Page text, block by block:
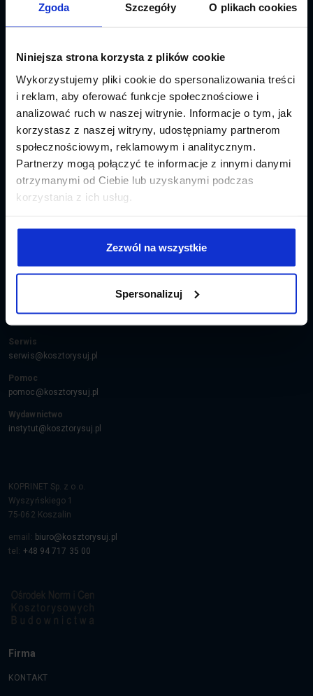
Zgoda Szczegóły O plikach cookies
Niniejsza strona korzysta z plików cookie
Wykorzystujemy pliki cookie do spersonalizowania treści
i reklam, aby oferować funkcje społecznościowe i
analizować ruch w naszej witrynie. Informacje o tym, jak
korzystasz z naszej witryny, udostępniamy partnerom
społecznościowym, reklamowym i analitycznym.
Partnerzy mogą połączyć te informacje z innymi danymi
otrzymanymi od Ciebie lub uzyskanymi podczas
korzystania z ich usług.
Zezwól na wszystkie
Spersonalizuj
Czym się zajmujemy?
kosztorysowania, które ułatwia pracę specjalistom z branży budowlanej.
Nasz flagowy produkt, program Rodos, wyróżnia się unikalną i
rozbudowaną bazą katalogów nakładów rzeczowych – niemal 500 pozycji,
pozwalających na szybkie, precyzyjne i rzetelne przygotowanie wszystkich
rodzajów kosztorysów.
A co poza oprogramowaniem?
Serwis
serwis@kosztorysuj.pl
Pomoc
pomoc@kosztorysuj.pl
Wydawnictwo
instytut@kosztorysuj.pl
KOPRINET Sp. z o.o.
Wyszyńskiego 1
75-062 Koszalin
email: biuro@kosztorysuj.pl
tel: +48 94 717 35 00
Firma
KONTAKT